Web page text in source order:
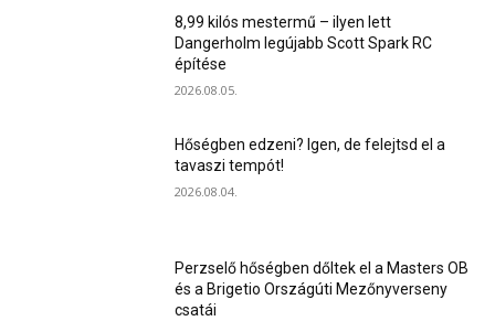
8,99 kilós mestermű – ilyen lett
Dangerholm legújabb Scott Spark RC
építése
2026.08.05.
Hőségben edzeni? Igen, de felejtsd el a
tavaszi tempót!
2026.08.04.
Perzselő hőségben dőltek el a Masters OB
és a Brigetio Országúti Mezőnyverseny
csatái